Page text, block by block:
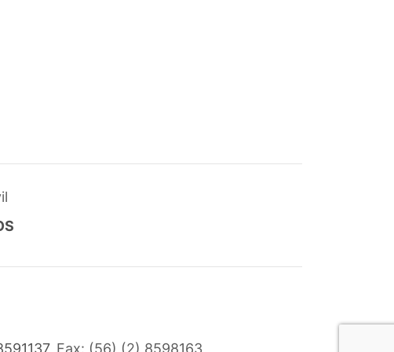
, Fax: (56) (2) 8598163